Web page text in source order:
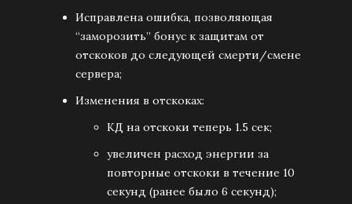
Исправлена ошибка, позволяющая
“заморозить” бонус к защитам от
отскоков до следующей смерти/смене
сервера;
Изменения в отскоках:
КД на отскоки теперь 1.5 сек;
увеличен расход энергии за
повторные отскоки в течение 10
секунд (ранее было 6 секунд);